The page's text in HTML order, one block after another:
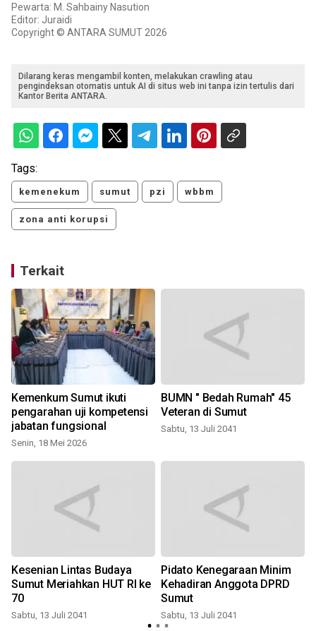
Pewarta: M. Sahbainy Nasution
Editor: Juraidi
Copyright © ANTARA SUMUT 2026
Dilarang keras mengambil konten, melakukan crawling atau
pengindeksan otomatis untuk AI di situs web ini tanpa izin tertulis dari
Kantor Berita ANTARA.
Tags:
kemenekum sumut pzi wbbm
zona anti korupsi
Terkait
Kemenkum Sumut ikuti
pengarahan uji kompetensi
jabatan fungsional
Senin, 18 Mei 2026
BUMN " Bedah Rumah" 45
Veteran di Sumut
Sabtu, 13 Juli 2041
Kesenian Lintas Budaya
Sumut Meriahkan HUT RI ke
70
Sabtu, 13 Juli 2041
Pidato Kenegaraan Minim
Kehadiran Anggota DPRD
Sumut
Sabtu, 13 Juli 2041